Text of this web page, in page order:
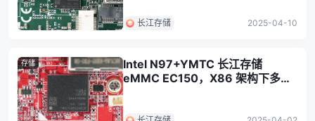
长江存储 2025-04-10
存储
Intel N97+YMTC 长江存储
eMMC EC150，X86 架构下多系